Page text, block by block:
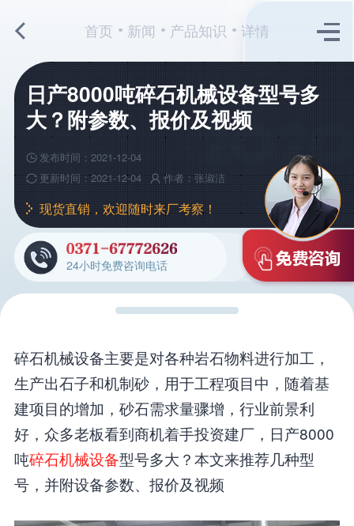
首页 新闻 产品知识 详情
日产8000吨碎石机械设备型号多
大？附参数、报价及视频
发布时间：2021-12-04
更新时间：2021-12-04
作者：张淑洁
现货直销，欢迎随时来厂考察！
24小时免费咨询电话
碎石机械设备主要是对各种岩石物料进行加工，
生产出石子和机制砂，用于工程项目中，随着基
建项目的增加，砂石需求量骤增，行业前景利
好，众多老板看到商机着手投资建厂，日产8000
吨碎石机械设备型号多大？本文来推荐几种型
号，并附设备参数、报价及视频